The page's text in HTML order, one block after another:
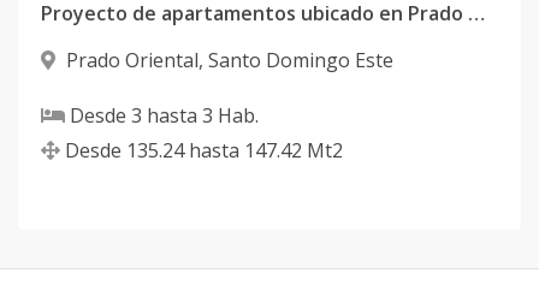
Proyecto de apartamentos ubicado en Prado Oriental
Prado Oriental, Santo Domingo Este
Desde 3 hasta 3 Hab.
Desde 135.24 hasta 147.42 Mt2